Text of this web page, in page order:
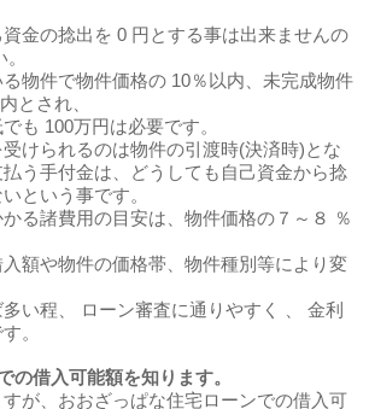
金の捻出を 0 円とする事は出来ませんの
物件で物件価格の 10％以内、未完成物件
とされ、
も 100万円は必要です。
けられるのは物件の引渡時(決済時)とな
う手付金は、どうしても自己資金から捻
という事です。
る諸費用の目安は、物件価格の７～８ ％
額や物件の価格帯、物件種別等により変
い程、 ローン審査に通りやすく 、 金利
。
の借入可能額を知ります。
が、おおざっぱな住宅ローンでの借入可